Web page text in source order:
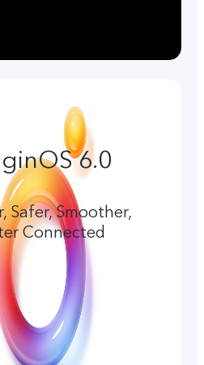
6.0
Safer, Smoother,
Connected